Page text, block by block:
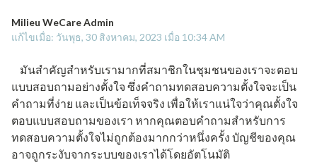
Milieu WeCare Admin
แก้ไขเมื่อ: วันพุธ, 30 สิงหาคม, 2023 เมื่อ 10:34 AM
มันสำคัญสำหรับเรามากที่สมาชิกในชุมชนของเราจะตอบ
แบบสอบถามอย่างตั้งใจ ซึ่งคำถามทดสอบความตั้งใจจะเป็น
คำถามที่ง่าย และเป็นข้อเท็จจริง เพื่อให้เราแน่ใจว่าคุณตั้งใจ
ตอบแบบสอบถามของเรา หากคุณตอบคำถามสำหรับการ
ทดสอบความตั้งใจไม่ถูกต้องมากกว่าหนึ่งครั้ง บัญชีของคุณ
อาจถูกระงับจากระบบของเราได้โดยอัตโนมัติ